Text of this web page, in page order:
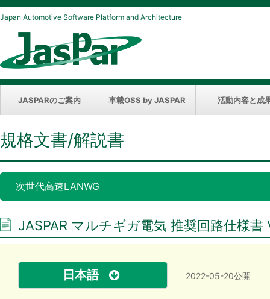
Japan Automotive Software Platform and Architecture
JASPARのご案内 車載OSS by JASPAR 活動内容と成
規格文書/解説書
次世代高速LANWG
JASPAR マルチギガ電気 推奨回路仕様書
日本語 2022-05-20公開